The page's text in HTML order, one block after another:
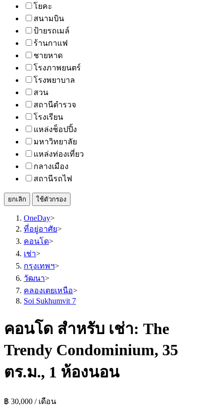
โยคะ
สนามบิน
ป้ายรถเมล์
ร้านกาแฟ
ชายหาด
โรงภาพยนตร์
โรงพยาบาล
สวน
สถานีตำรวจ
โรงเรียน
แหล่งช็อปปิ้ง
มหาวิทยาลัย
แหล่งท่องเที่ยว
กลางเมือง
สถานีรถไฟ
ยกเลิก ใช้ตัวกรอง
OneDay>
ที่อยู่อาศัย>
คอนโด>
เช่า>
กรุงเทพฯ>
วัฒนา>
คลองเตยเหนือ>
Soi Sukhumvit 7
คอนโด สำหรับ เช่า: The
Trendy Condominium, 35
ตร.ม., 1 ห้องนอน
฿ 30,000 / เดือน